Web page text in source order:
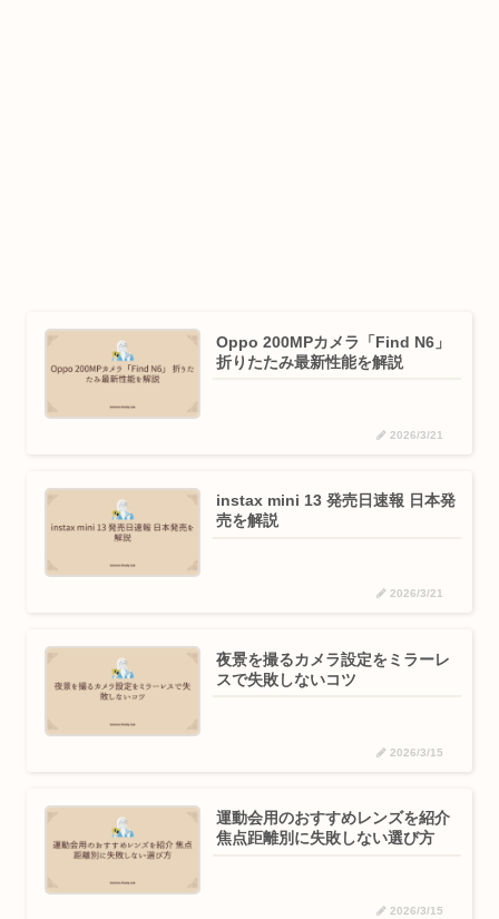
Oppo 200MPカメラ「Find N6」
折りたたみ最新性能を解説
2026/3/21
instax mini 13 発売日速報 日本発
売を解説
2026/3/21
夜景を撮るカメラ設定をミラーレ
スで失敗しないコツ
2026/3/15
運動会用のおすすめレンズを紹介
焦点距離別に失敗しない選び方
2026/3/15